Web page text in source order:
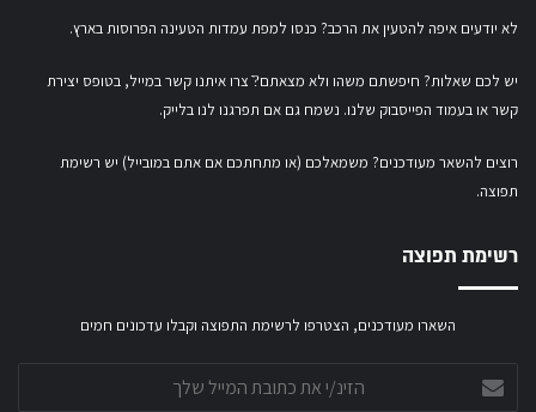
לא יודעים איפה להטעין את הרכב? כנסו למפת עמדות הטעינה הפרוסות בארץ.
יש לכם שאלות? חיפשתם משהו ולא מצאתם?ֿ צרו איתנו קשר במייל, בטופס יצירת
קשראובעמוד הפייסבוק שלנו. נשמח גם אם תפרגנו לנו בלייק.
רוצים להשאר מעודכנים? משמאלכם (או מתחתכם אם אתם במובייל) יש רשימת
תפוצה.
רשימת תפוצה
השארו מעודכנים, הצטרפו לרשימת התפוצה וקבלו עדכונים חמים
את